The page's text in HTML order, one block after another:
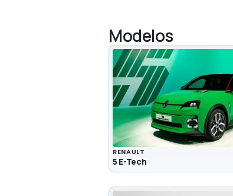
Modelos
RENAULT
5 E-Tech